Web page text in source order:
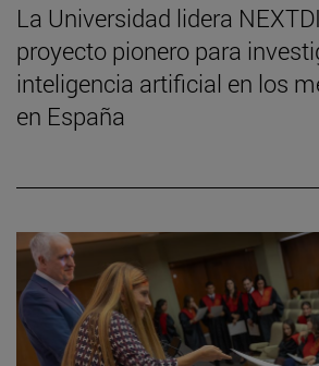
La Universidad lidera
proyecto pionero para
inteligencia artificial en los
en España